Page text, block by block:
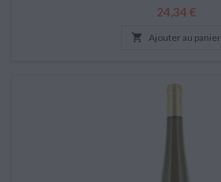
Prix
24,34 €
 Ajouter au panier